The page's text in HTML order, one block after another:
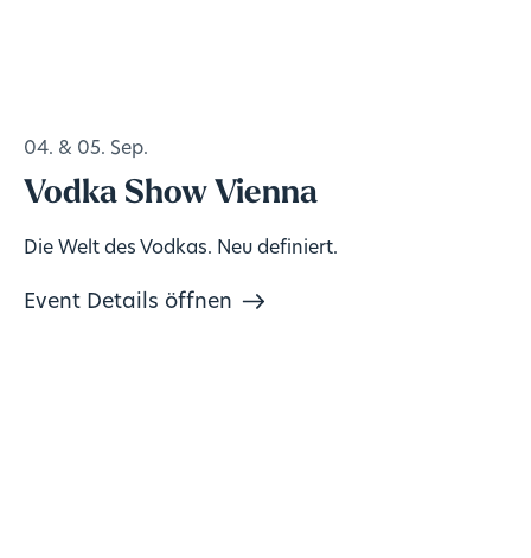
04. & 05. Sep.
Vodka Show Vienna
Die Welt des Vodkas. Neu definiert.
Event Details öffnen